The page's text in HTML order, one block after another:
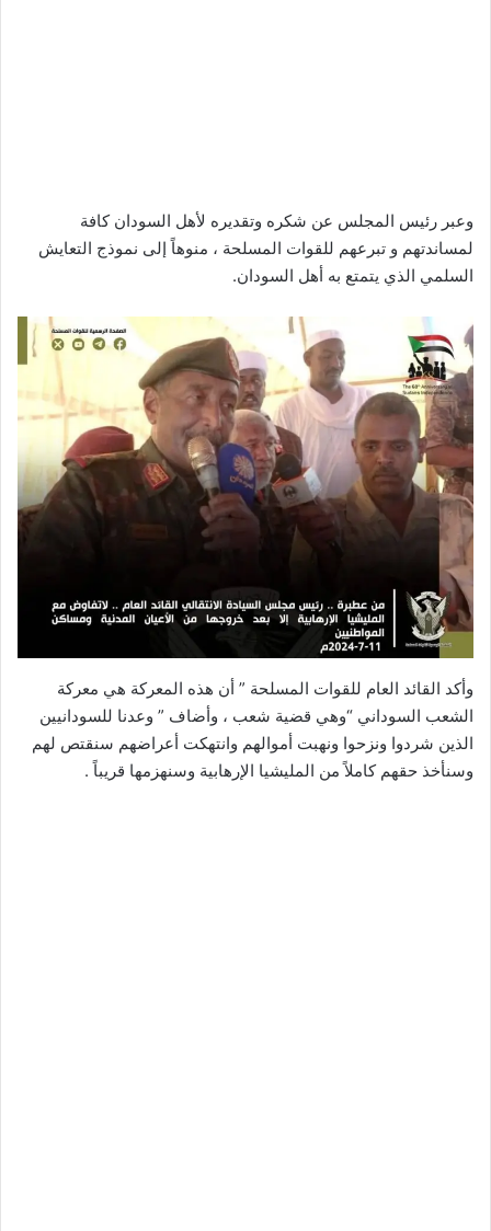
وعبر رئيس المجلس عن شكره وتقديره لأهل السودان كافة
لمساندتهم و تبرعهم للقوات المسلحة ، منوهاً إلى نموذج التعايش
السلمي الذي يتمتع به أهل السودان.
وأكد القائد العام للقوات المسلحة ” أن هذه المعركة هي معركة
الشعب السوداني “وهي قضية شعب ، وأضاف ” وعدنا للسودانيين
الذين شردوا ونزحوا ونهبت أموالهم وانتهكت أعراضهم سنقتص لهم
وسنأخذ حقهم كاملاً من المليشيا الإرهابية وسنهزمها قريباً .